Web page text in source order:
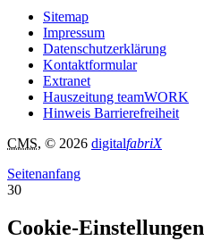
Sitemap
Impressum
Datenschutzerklärung
Kontaktformular
Extranet
Hauszeitung teamWORK
Hinweis Barrierefreiheit
CMS, © 2026 digitalfabriX
Seitenanfang
30
Cookie-Einstellungen